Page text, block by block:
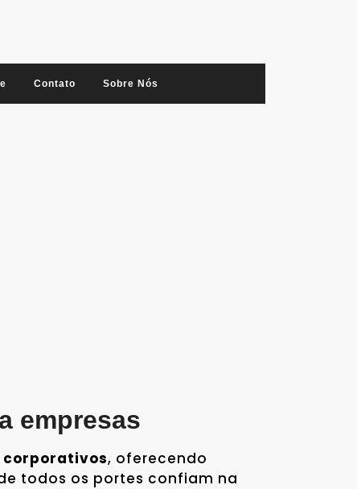
Contato Sobre Nós
empresas
corporativos, oferecendo
todos os portes confiam na